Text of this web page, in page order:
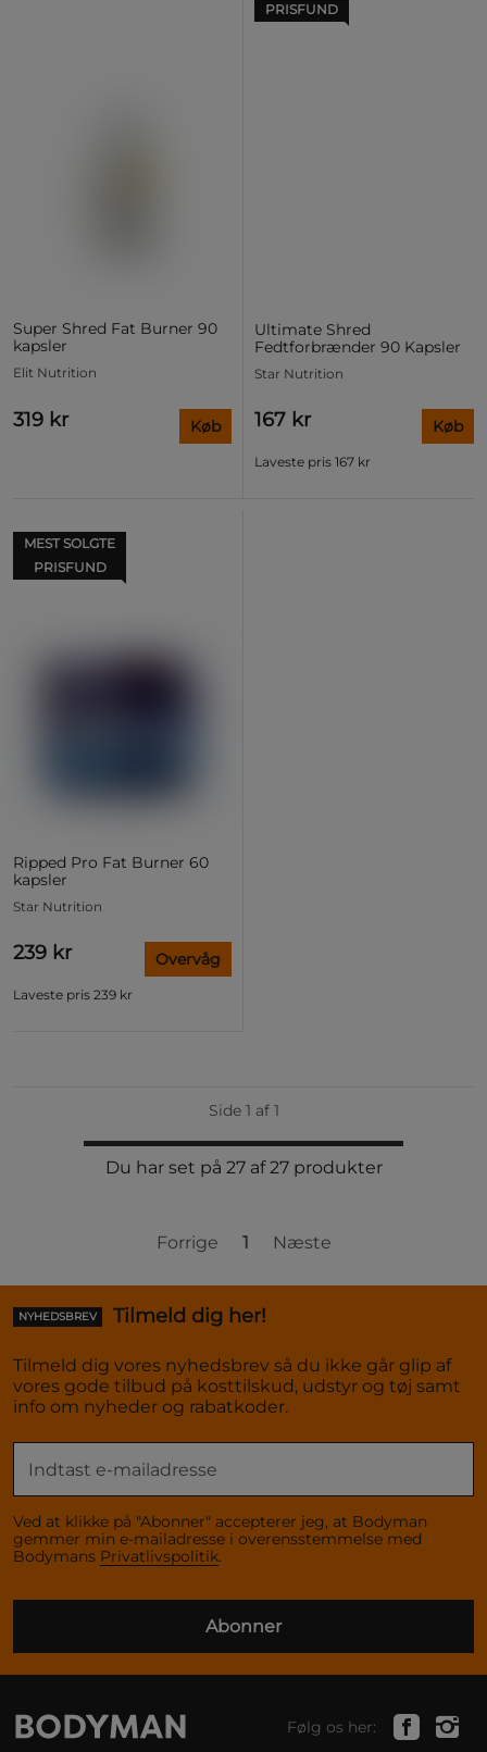
Super Shred Fat Burner 90
kapsler
Elit Nutrition
319 kr Køb
PRISFUND
Ultimate Shred
Fedtforbrænder 90 Kapsler
Star Nutrition
167 kr
Laveste pris 167 kr
Køb
MEST SOLGTE
PRISFUND
Ripped Pro Fat Burner 60
kapsler
Star Nutrition
239 kr
Laveste pris 239 kr
Overvåg
Side 1 af 1
Du har set på 27 af 27 produkter
Forrige 1 Næste
NYHEDSBREV Tilmeld dig her!
Tilmeld dig vores nyhedsbrev så du ikke går glip af
vores gode tilbud på kosttilskud, udstyr og tøj samt
info om nyheder og rabatkoder.
Ved at klikke på "Abonner" accepterer jeg, at Bodyman
gemmer min e-mailadresse i overensstemmelse med
Bodymans Privatlivspolitik.
Abonner
Følg os her: